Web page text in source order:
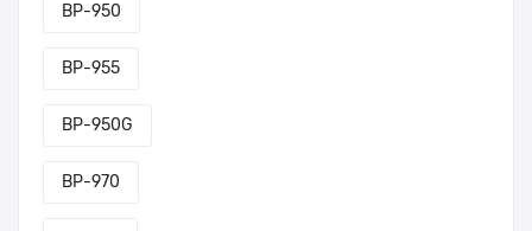
BP-950
BP-955
BP-950G
BP-970